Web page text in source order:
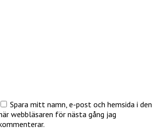
Spara mitt namn, e-post och hemsida i den
webbläsaren för nästa gång jag